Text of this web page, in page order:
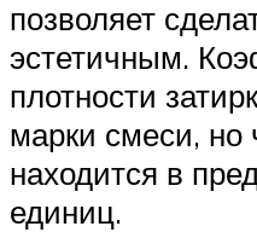
позволяет
эстетичным.
плотности
марки смеси, но
находится в
единиц.